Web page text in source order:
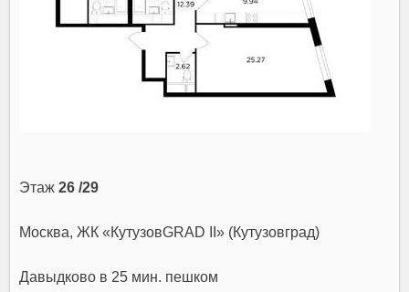
Этаж26 /29
Москва, ЖК «КутузовGRAD II» (Кутузовград)
Давыдково в 25 мин. пешком